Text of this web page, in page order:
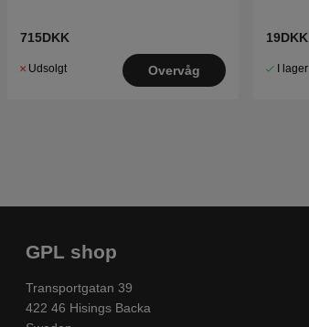
715DKK
Udsolgt Overvåg
19DKK
I lager
GPL shop
Transportgatan 39
422 46 Hisings Backa